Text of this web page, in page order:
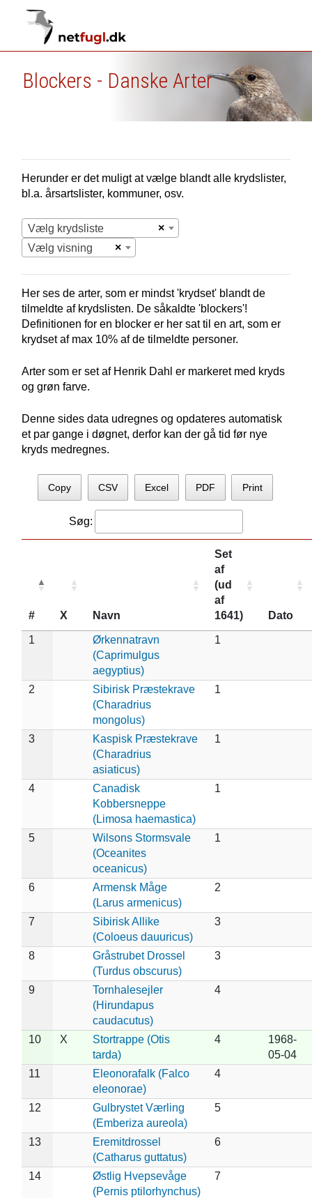
Blockers - Danske Arter
Herunder er det muligt at vælge blandt alle krydslister,
bl.a. årsartslister, kommuner, osv.
×
Vælg krydsliste
×
Vælg visning
Her ses de arter, som er mindst 'krydset' blandt de
tilmeldte af krydslisten. De såkaldte 'blockers'!
Definitionen for en blocker er her sat til en art, som er
krydset af max 10% af de tilmeldte personer.
Arter som er set af Henrik Dahl er markeret med kryds
og grøn farve.
Denne sides data udregnes og opdateres automatisk
et par gange i døgnet, derfor kan der gå tid før nye
kryds medregnes.
Copy CSV Excel PDF Print
Søg:
# X Navn
Set
af
(ud
af
1641)
Dato
1
Ørkennatravn
(Caprimulgus
aegyptius)
1
2
Sibirisk Præstekrave
(Charadrius
mongolus)
1
3
Kaspisk Præstekrave
(Charadrius
asiaticus)
1
4
Canadisk
Kobbersneppe
(Limosa haemastica)
1
5
Wilsons Stormsvale
(Oceanites
oceanicus)
1
6
Armensk Måge
(Larus armenicus)
2
7
Sibirisk Allike
(Coloeus dauuricus)
3
8
Gråstrubet Drossel
(Turdus obscurus)
3
9
Tornhalesejler
(Hirundapus
caudacutus)
4
10 X
Stortrappe (Otis
tarda)
4
1968-
05-04
11
Eleonorafalk (Falco
eleonorae)
4
12
Gulbrystet Værling
(Emberiza aureola)
5
13
Eremitdrossel
(Catharus guttatus)
6
14
Østlig Hvepsevåge
(Pernis ptilorhynchus)
7